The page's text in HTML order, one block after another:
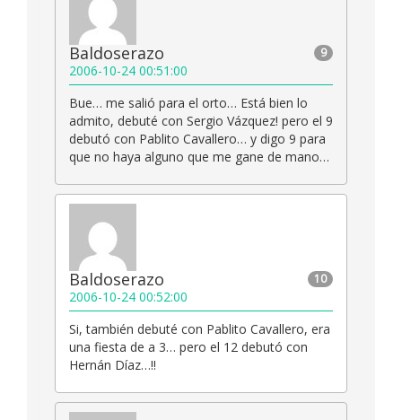
9
Baldoserazo
2006-10-24 00:51:00
Bue… me salió para el orto… Está bien lo
admito, debuté con Sergio Vázquez! pero el 9
debutó con Pablito Cavallero… y digo 9 para
que no haya alguno que me gane de mano…
10
Baldoserazo
2006-10-24 00:52:00
Si, también debuté con Pablito Cavallero, era
una fiesta de a 3… pero el 12 debutó con
Hernán Díaz…!!